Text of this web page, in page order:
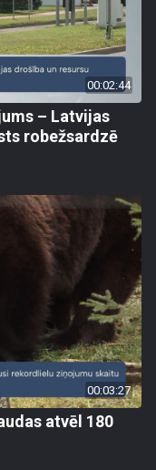
00:02:44
– Latvijas
robežsardzē
00:03:27
atvēl 180